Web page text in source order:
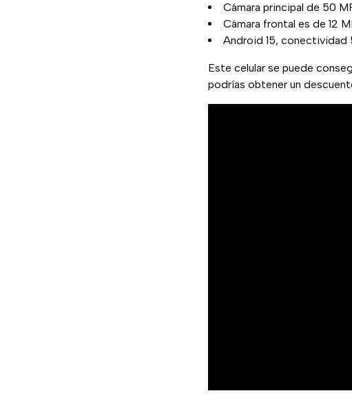
Cámara principal de 50
Cámara frontal es de 12
Android 15, conectividad
Este celular se puede
podrías obtener un